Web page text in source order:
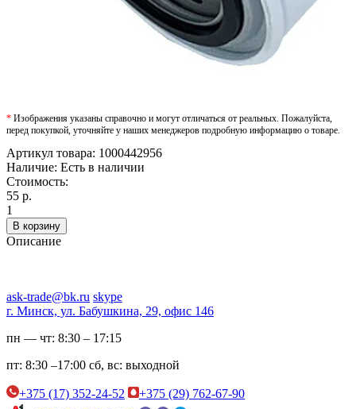
* Изображения указаны справочно и могут отличаться от реальных. Пожалуйста,
перед покупкой, уточняйте у наших менеджеров подробную информацию о товаре.
Артикул товара: 1000442956
Наличие: Есть в наличии
Стоимость:
55 р.
1
В корзину
Описание
ask-trade@bk.ru skype
г. Минск, ул. Бабушкина, 29, офис 146
пн — чт: 8:30 – 17:15
пт: 8:30 –17:00 сб, вс: выходной
+375 (17) 352-24-52
+375 (29) 762-67-90